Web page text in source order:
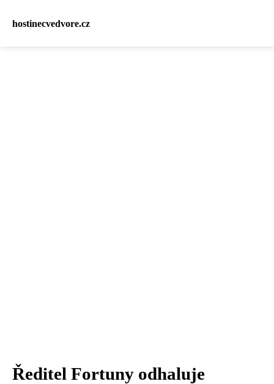
hostinecvedvore.cz
Ředitel Fortuny odhaluje